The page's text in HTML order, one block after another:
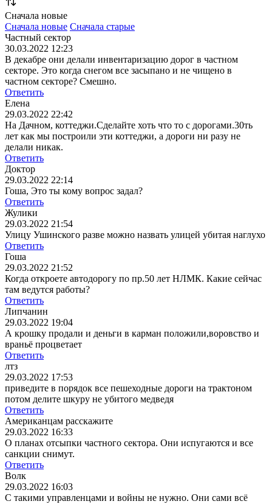
Сначала новые
Сначала новые Сначала старые
Частный сектор
30.03.2022 12:23
В декабре они делали инвентаризацию дорог в частном
секторе. Это когда снегом все засыпано и не чищено в
частном секторе? Смешно.
Ответить
Елена
29.03.2022 22:42
На Дачном, коттеджи.Сделайте хоть что то с дорогами.30ть
лет как мы построили эти коттеджи, а дороги ни разу не
делали никак.
Ответить
Доктор
29.03.2022 22:14
Гоша, Это ты кому вопрос задал?
Ответить
Жулики
29.03.2022 21:54
Улицу Ушинского разве можно назвать улицей убитая наглухо
Ответить
Гоша
29.03.2022 21:52
Когда откроете автодорогу по пр.50 лет НЛМК. Какие сейчас
там ведутся работы?
Ответить
Липчанин
29.03.2022 19:04
А крошку продали и деньги в карман положили,воровство и
враньё процветает
Ответить
лтз
29.03.2022 17:53
приведите в порядок все пешеходные дороги на трактоном
потом делите шкуру не убитого медведя
Ответить
Американцам расскажите
29.03.2022 16:33
О планах отсыпки частного сектора. Они испугаются и все
санкции снимут.
Ответить
Волк
29.03.2022 16:03
С такими управленцами и войны не нужно. Они сами всё